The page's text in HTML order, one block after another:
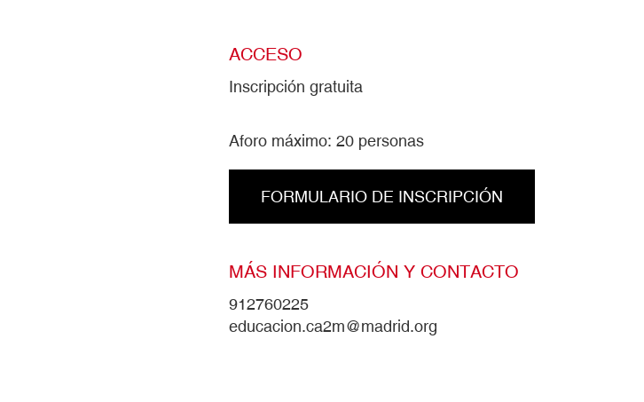
ACCESO
Inscripción gratuita
Aforo máximo: 20 personas
FORMULARIO DE INSCRIPCIÓN
MÁS INFORMACIÓN Y CONTACTO
912760225
educacion.ca2m@madrid.org